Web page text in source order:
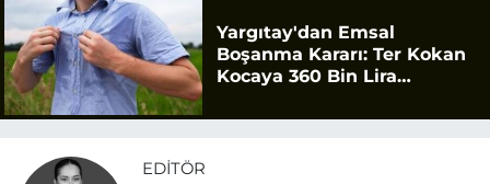
Yargıtay'dan Emsal
Boşanma Kararı: Ter Kokan
Kocaya 360 Bin Lira
EDITÖR